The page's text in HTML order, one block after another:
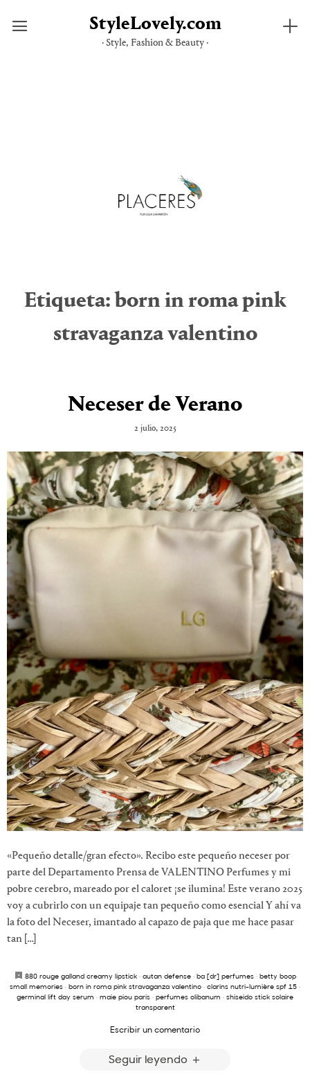
StyleLovely.com
· Style, Fashion & Beauty ·
Etiqueta: born in roma pink
stravaganza valentino
Neceser de Verano
2 julio, 2025
«Pequeño detalle/gran efecto». Recibo este pequeño neceser por
parte del Departamento Prensa de VALENTINO Perfumes y mi
pobre cerebro, mareado por el caloret ¡se ilumina! Este verano 2025
voy a cubrirlo con un equipaje tan pequeño como esencial Y ahí va
la foto del Neceser, imantado al capazo de paja que me hace pasar
tan […]
880 rouge galland creamy lipstick· autan defense· ba [dr] perfumes· betty boop
small memories · born in roma pink stravaganza valentino · clarins nutri-lumière spf 15 ·
germinal lift day serum · maie piou paris · perfumes olibanum · shiseido stick solaire
transparent
Escribir un comentario
Seguir leyendo